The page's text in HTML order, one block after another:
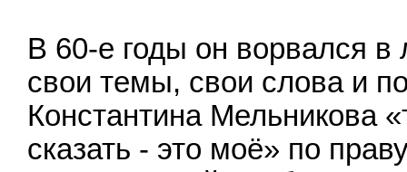
В 60-е годы он ворвался в
свои темы, свои слова и
Константина Мельникова
сказать - это моё» по